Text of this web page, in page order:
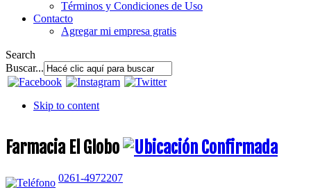
Términos y Condiciones de Uso
Contacto
Agregar mi empresa gratis
Search
Buscar...
Skip to content
Farmacia El Globo
0261-4972207